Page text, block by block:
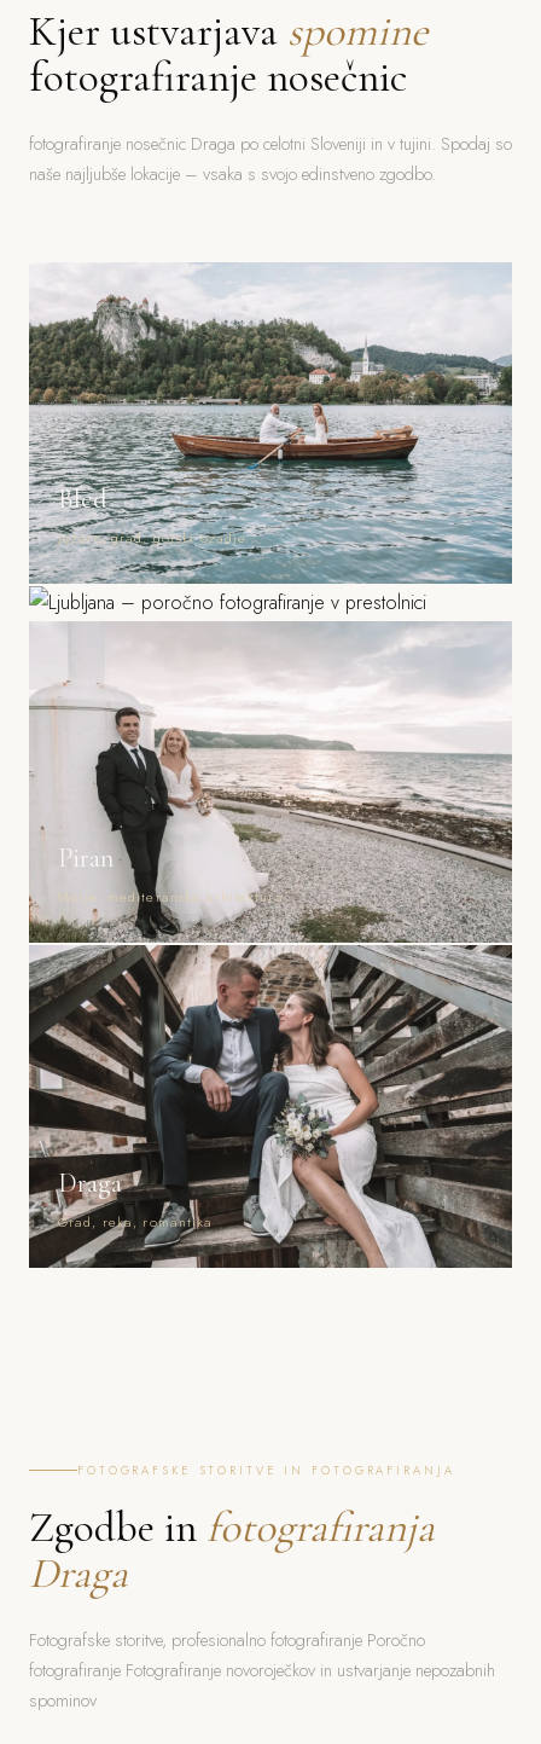
Kjer ustvarjava spomine
fotografiranje nosečnic
fotografiranje nosečnic Draga po celotni Sloveniji in v tujini. Spodaj so
naše najljubše lokacije – vsaka s svojo edinstveno zgodbo.
Bled
Jezero, grad, gorski ozadje
Ljubljana
Grad, stara mesta, parki
Piran
Morje, mediteranska arhitektura
Draga
Grad, reka, romantika
FOTOGRAFSKE STORITVE IN FOTOGRAFIRANJA
Zgodbe in fotografiranja
Draga
Fotografske storitve, profesionalno fotografiranje Poročno
fotografiranje Fotografiranje novoroječkov in ustvarjanje nepozabnih
spominov